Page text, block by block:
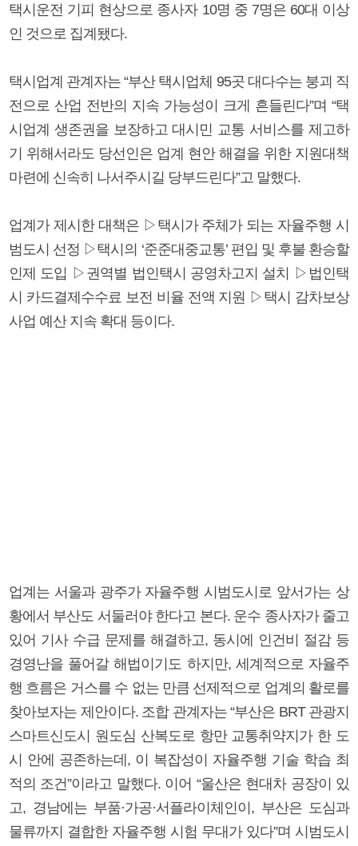
택시운전 기피 현상으로 종사자 10명 중 7명은 60대 이상
인 것으로 집계됐다.
택시업계 관계자는 “부산 택시업체 95곳 대다수는 붕괴 직
전으로 산업 전반의 지속 가능성이 크게 흔들린다”며 “택
시업계 생존권을 보장하고 대시민 교통 서비스를 제고하
기 위해서라도 당선인은 업계 현안 해결을 위한 지원대책
마련에 신속히 나서주시길 당부드린다”고 말했다.
업계가 제시한 대책은 ▷택시가 주체가 되는 자율주행 시
범도시 선정 ▷택시의 ‘준준대중교통’ 편입 및 후불 환승할
인제 도입 ▷권역별 법인택시 공영차고지 설치 ▷법인택
시 카드결제수수료 보전 비율 전액 지원 ▷택시 감차보상
사업 예산 지속 확대 등이다.
업계는 서울과 광주가 자율주행 시범도시로 앞서가는 상
황에서 부산도 서둘러야 한다고 본다. 운수 종사자가 줄고
있어 기사 수급 문제를 해결하고, 동시에 인건비 절감 등
경영난을 풀어갈 해법이기도 하지만, 세계적으로 자율주
행 흐름은 거스를 수 없는 만큼 선제적으로 업계의 활로를
찾아보자는 제안이다. 조합 관계자는 “부산은 BRT 관광지
스마트신도시 원도심 산복도로 항만 교통취약지가 한 도
시 안에 공존하는데, 이 복잡성이 자율주행 기술 학습 최
적의 조건”이라고 말했다. 이어 “울산은 현대차 공장이 있
고, 경남에는 부품·가공·서플라이체인이, 부산은 도심과
물류까지 결합한 자율주행 시험 무대가 있다”며 시범도시